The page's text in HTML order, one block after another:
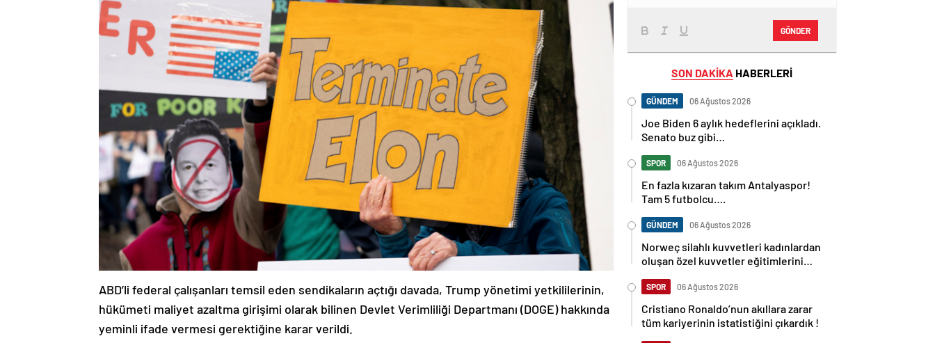
ABD’li federal çalışanları temsil eden sendikaların açtığı davada, Trump yönetimi yetkililerinin,
hükümeti maliyet azaltma girişimi olarak bilinen Devlet Verimliliği Departmanı (DOGE) hakkında
yeminli ifade vermesi gerektiğine karar verildi.
GÖNDER
SON DAKİKA HABERLERİ
GÜNDEM 06 Ağustos 2026
Joe Biden 6 aylık hedeflerini açıkladı.
Senato buz gibi…
SPOR 06 Ağustos 2026
En fazla kızaran takım Antalyaspor!
Tam 5 futbolcu….
GÜNDEM 06 Ağustos 2026
Norweç silahlı kuvvetleri kadınlardan
oluşan özel kuvvetler eğitimlerini
SPOR 06 Ağustos 2026
Cristiano Ronaldo’nun akıllara zarar
tüm kariyerinin istatistiğini çıkardık !